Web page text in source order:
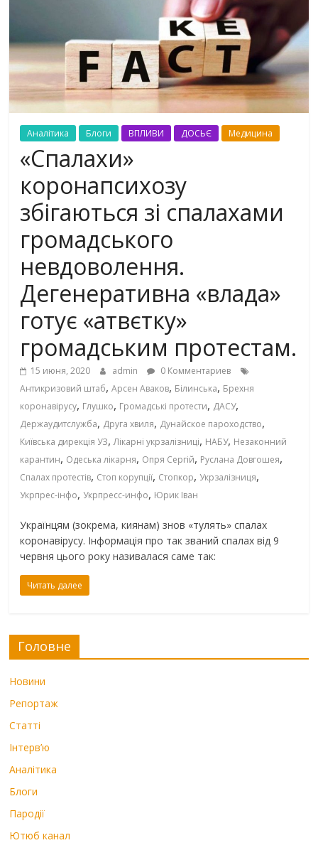
Аналітика Блоги ВПЛИВИ ДОСЬЄ Медицина
«Спалахи»
коронапсихозу
збігаються зі спалахами
громадського
невдоволення.
Дегенеративна «влада»
готує «атвєтку»
громадським протестам.
15 июня, 2020 admin
0 Комментариев
Антикризовий штаб,Арсен Аваков, Білинська, Брехня
коронавірусу, Глушко, Громадські протести, ДАСУ,
Держаудитслужба, Друга хвиля, Дунайское пароходство,
Київська дирекція УЗ,Лікарні укрзалізниці, НАБУ, Незаконний
карантин, Одеська лікарня, Опря Сергій, Руслана Довгошея,
Спалах протестів, Стоп корупції, Стопкор, Укрзалізниця,
Укрпрес-інфо, Укрпресс-инфо, Юрик Іван
Українцям (зокрема, киянам) знов «тулять» спалах
коронавірусу. Інформація про так званий спалах від 9
червня цього року називалася саме так:
Читать далее
Головне
Новини
Репортаж
Статті
Інтерв’ю
Аналітика
Блоги
Пародії
Ютюб канал